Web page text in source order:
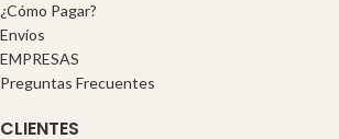
¿Cómo Pagar?
Envíos
EMPRESAS
Preguntas Frecuentes
CLIENTES